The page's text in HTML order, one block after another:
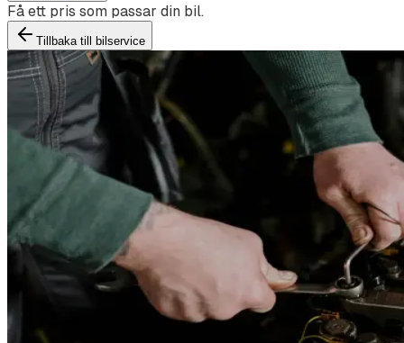
Boka däckbyte eller montering inför vintern.
Tillbaka till bilservice